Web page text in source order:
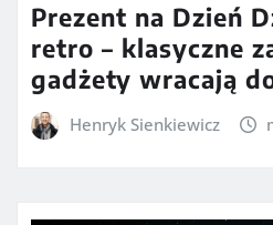
Prezent na Dzień
retro – klasyczne
gadżety wracają
Henryk Sienkiewicz